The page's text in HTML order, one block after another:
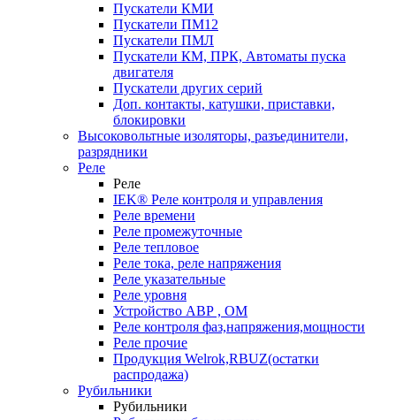
Пускатели КМИ
Пускатели ПМ12
Пускатели ПМЛ
Пускатели КМ, ПРК, Автоматы пуска
двигателя
Пускатели других серий
Доп. контакты, катушки, приставки,
блокировки
Высоковольтные изоляторы, разъединители,
разрядники
Реле
Реле
IEK® Реле контроля и управления
Реле времени
Реле промежуточные
Реле тепловое
Реле тока, реле напряжения
Реле указательные
Реле уровня
Устройство АВР , ОМ
Реле контроля фаз,напряжения,мощности
Реле прочие
Продукция Welrok,RBUZ(остатки
распродажа)
Рубильники
Рубильники